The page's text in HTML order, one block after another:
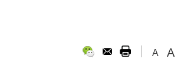
A A